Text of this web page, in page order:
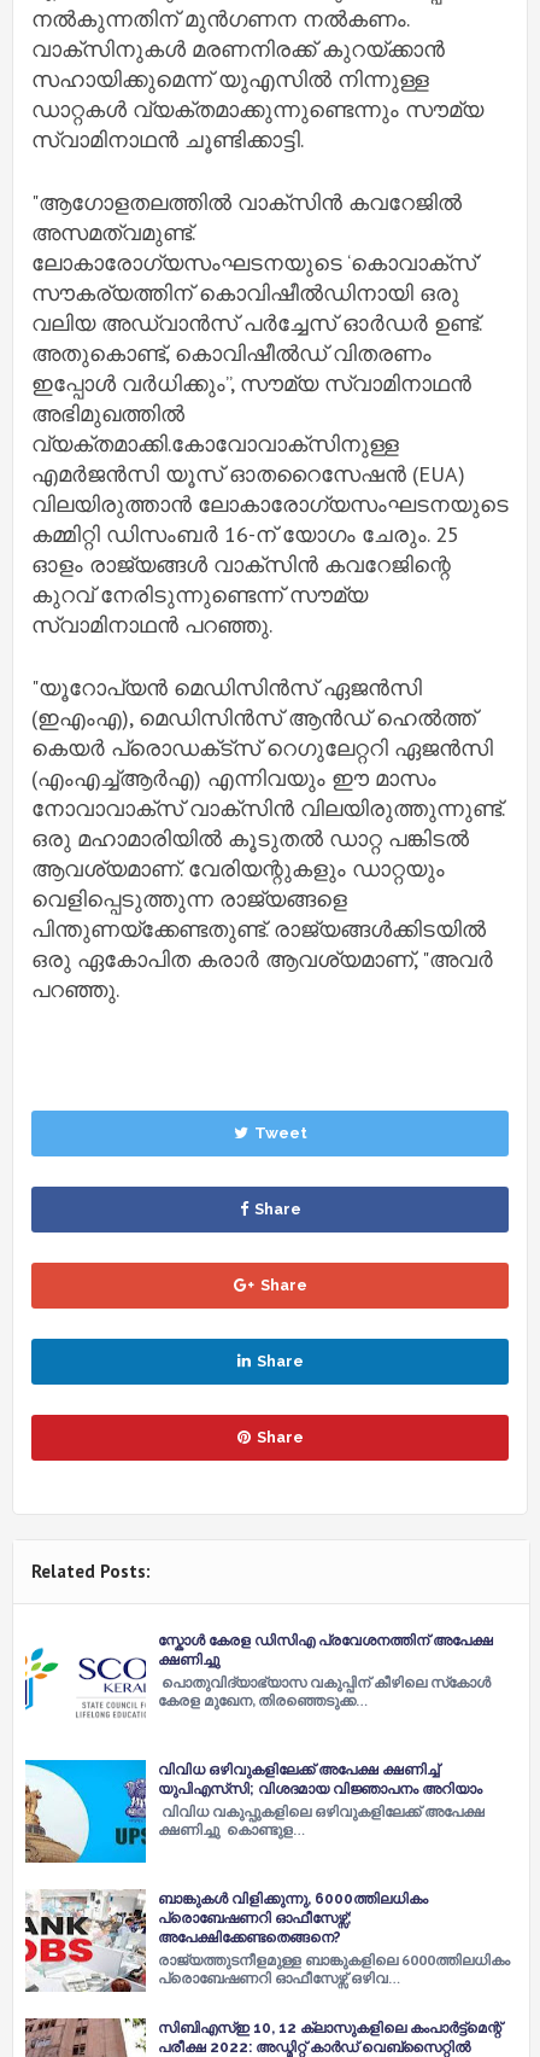
നല്‍കുന്നതിന് മുന്‍ഗണന നല്‍കണം.
വാക്‌സിനുകള്‍ മരണനിരക്ക് കുറയ്ക്കാന്‍
സഹായിക്കുമെന്ന് യുഎസില്‍ നിന്നുള്ള
ഡാറ്റകള്‍ വ്യക്തമാക്കുന്നുണ്ടെന്നും സൗമ്യ
സ്വാമിനാഥന്‍ ചൂണ്ടിക്കാട്ടി.
"ആഗോളതലത്തില്‍ വാക്സിന്‍ കവറേജില്‍
അസമത്വമുണ്ട്.
ലോകാരോഗ്യസംഘടനയുടെ ‘കൊവാക്‌സ്’
സൗകര്യത്തിന് കൊവിഷീല്‍ഡിനായി ഒരു
വലിയ അഡ്വാന്‍സ് പര്‍ച്ചേസ് ഓര്‍ഡര്‍ ഉണ്ട്.
അതുകൊണ്ട്, കൊവിഷീല്‍ഡ് വിതരണം
ഇപ്പോള്‍ വര്‍ധിക്കും”, സൗമ്യ സ്വാമിനാഥന്‍
അഭിമുഖത്തില്‍
വ്യക്തമാക്കി.കോവോവാക്‌സിനുള്ള
എമര്‍ജന്‍സി യൂസ് ഓതറൈസേഷന്‍ (EUA)
വിലയിരുത്താന്‍ ലോകാരോഗ്യസംഘടനയുടെ
കമ്മിറ്റി ഡിസംബര്‍ 16-ന് യോഗം ചേരും. 25
ഓളം രാജ്യങ്ങള്‍ വാക്‌സിന്‍ കവറേജിന്റെ
കുറവ് നേരിടുന്നുണ്ടെന്ന് സൗമ്യ
സ്വാമിനാഥന്‍ പറഞ്ഞു.
"യൂറോപ്യന്‍ മെഡിസിന്‍സ് ഏജന്‍സി
(ഇഎംഎ), മെഡിസിന്‍സ് ആന്‍ഡ് ഹെല്‍ത്ത്
കെയര്‍ പ്രൊഡക്‌ട്സ് റെഗുലേറ്ററി ഏജന്‍സി
(എംഎച്ച്‌ആര്‍എ) എന്നിവയും ഈ മാസം
നോവാവാക്‌സ് വാക്‌സിന്‍ വിലയിരുത്തുന്നുണ്ട്.
ഒരു മഹാമാരിയില്‍ കൂടുതല്‍ ഡാറ്റ പങ്കിടല്‍
ആവശ്യമാണ്. വേരിയന്റുകളും ഡാറ്റയും
വെളിപ്പെടുത്തുന്ന രാജ്യങ്ങളെ
പിന്തുണയ്‌ക്കേണ്ടതുണ്ട്. രാജ്യങ്ങള്‍ക്കിടയില്‍
ഒരു ഏകോപിത കരാര്‍ ആവശ്യമാണ്, "അവര്‍
പറഞ്ഞു.
Tweet
Share
Share
Share
Share
Related Posts:
സ്കോൾ കേരള ഡിസിഎ പ്രവേശനത്തിന് അപേക്ഷ
ക്ഷണിച്ചു
പൊതുവിദ്യാഭ്യാസ വകുപ്പിന് കീഴിലെ സ്‌കോൾ
കേരള മുഖേന, തിരഞ്ഞെടുക്ക…
വിവിധ ഒഴിവുകളിലേക്ക് അപേക്ഷ ക്ഷണിച്ച്
യുപിഎസ്‍സി; വിശദമായ വിജ്ഞാപനം അറിയാം
വിവിധ വകുപ്പുകളിലെ ഒഴിവുകളിലേക്ക് അപേക്ഷ
ക്ഷണിച്ചു കൊണ്ടുള…
ബാങ്കുകൾ വിളിക്കുന്നു, 6000ത്തിലധികം
പ്രൊബേഷണറി ഓഫീസേഴ്സ്;
അപേക്ഷിക്കേണ്ടതെങ്ങനെ?
രാജ്യത്തുടനീളമുള്ള ബാങ്കുകളിലെ 6000ത്തിലധികം
പ്രൊബേഷണറി ഓഫീസേഴ്സ് ഒഴിവ…
സിബിഎസ്ഇ 10, 12 ക്ലാസുകളിലെ കംപാർട്ട്മെന്റ്
പരീക്ഷ 2022: അഡ്മിറ്റ് കാർഡ് വെബ്സൈറ്റിൽ